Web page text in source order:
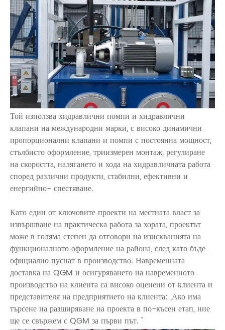
Той използва хидравлични помпи и хидравлични
клапани на международни марки, с високо динамични
пропорционални клапани и помпи с постоянна мощност,
стълбисто оформление, триизмерен монтаж, регулиране
на скоростта, налягането и хода на хидравличната работа
според различни продукти, стабилни, ефективни и
енергийно- спестяване.
Като един от ключовите проекти на местната власт за
извършване на практическа работа за хората, проектът
може в голяма степен да отговори на изискванията на
функционалното оформление на района, след като бъде
официално пуснат в производство. Навременната
доставка на QGM и осигуряването на навременното
производство на клиента са високо оценени от клиента и
представителя на предприятието на клиента: „Ако има
търсене на разширяване на проекта в по-късен етап, ние
ще се свържем с QGM за първи път. "